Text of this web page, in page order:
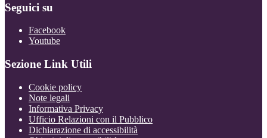
Seguici su
Facebook
Youtube
Sezione Link Utili
Cookie policy
Note legali
Informativa Privacy
Ufficio Relazioni con il Pubblico
Dichiarazione di accessibilità